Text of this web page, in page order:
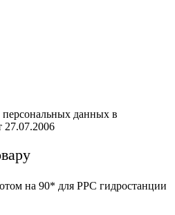
персональных данных в
27.07.2006
на 90* для РРС гидростанции